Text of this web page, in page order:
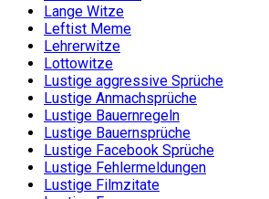
Lange Witze
Leftist Meme
Lehrerwitze
Lottowitze
Lustige aggressive Sprüche
Lustige Anmachsprüche
Lustige Bauernregeln
Lustige Bauernsprüche
Lustige Facebook Sprüche
Lustige Fehlermeldungen
Lustige Filmzitate